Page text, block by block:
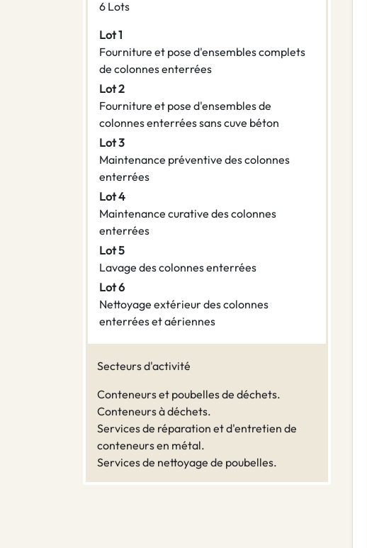
6 Lots
Lot 1
Fourniture et pose d'ensembles complets
de colonnes enterrées
Lot 2
Fourniture et pose d'ensembles de
colonnes enterrées sans cuve béton
Lot 3
Maintenance préventive des colonnes
enterrées
Lot 4
Maintenance curative des colonnes
enterrées
Lot 5
Lavage des colonnes enterrées
Lot 6
Nettoyage extérieur des colonnes
enterrées et aériennes
Secteurs d'activité
Conteneurs et poubelles de déchets.
Conteneurs à déchets.
Services de réparation et d'entretien de
conteneurs en métal.
Services de nettoyage de poubelles.